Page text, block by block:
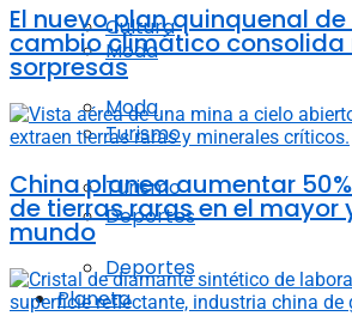
Moda
Turismo
Deportes
Planeta
Cultura
Moda
Turismo
Deportes
El nuevo plan quinquenal
cambio climático consolida
sorpresas
China planea aumentar
de tierras raras en el mayor
mundo